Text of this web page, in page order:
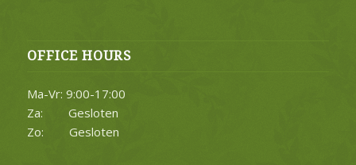
OFFICE HOURS
Ma-Vr: 9:00-17:00
Za: Gesloten
Zo: Gesloten